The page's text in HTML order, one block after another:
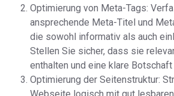
Optimierung von Meta-Tags:
ansprechende Meta-Titel und
die sowohl informativ als auch
Stellen Sie sicher, dass sie
enthalten und eine klare
Optimierung der Seitenstruktur: